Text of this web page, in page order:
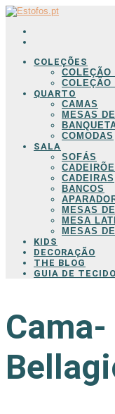
COLEÇÕES
COLEÇÃO
COLEÇÃO
QUARTO
CAMAS
MESAS
COMODAS
SALA
SOFÁS
CADEIRAS
BANCOS
MESAS
MESA
MESAS
KIDS
DECORAÇÃO
THE BLOG
GUIA DE
Cama-